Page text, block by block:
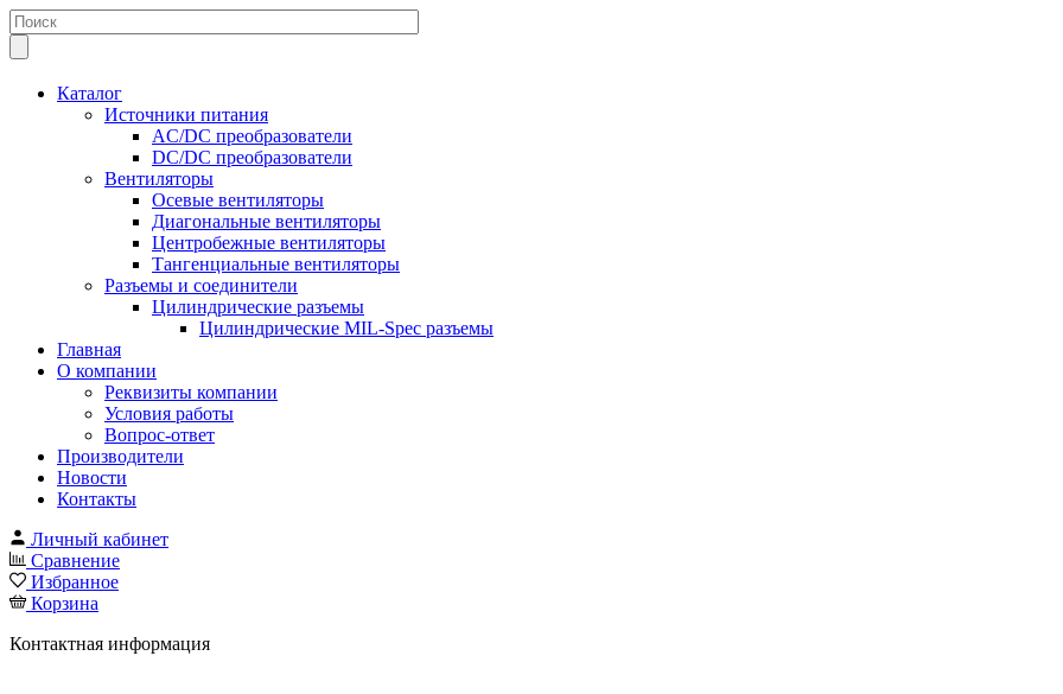
Каталог
Источники питания
AC/DC преобразователи
DC/DC преобразователи
Вентиляторы
Осевые вентиляторы
Диагональные вентиляторы
Центробежные вентиляторы
Тангенциальные вентиляторы
Разъемы и соединители
Цилиндрические разъемы
Цилиндрические MIL-Spec разъемы
Главная
О компании
Реквизиты компании
Условия работы
Вопрос-ответ
Производители
Новости
Контакты
Личный кабинет
Сравнение
Избранное
Корзина
Контактная информация